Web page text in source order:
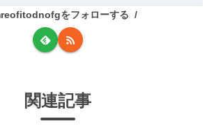
をフォローする
関連記事